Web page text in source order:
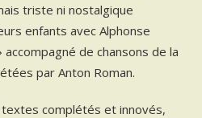
triste ni nostalgique
enfants avec Alphonse
de chansons de la
par Anton Roman.
complétés et innovés,